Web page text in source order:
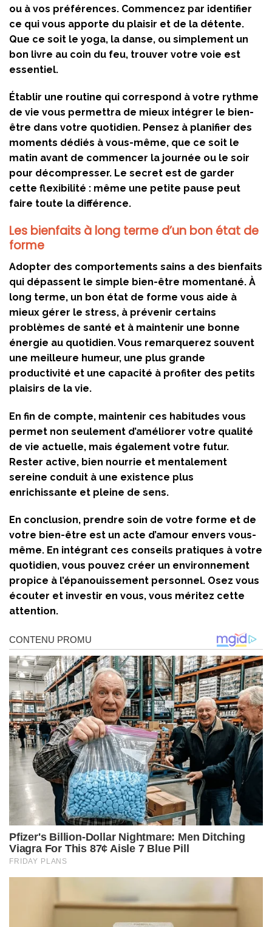
ou à vos préférences. Commencez par identifier
ce qui vous apporte du plaisir et de la détente.
Que ce soit le yoga, la danse, ou simplement un
bon livre au coin du feu, trouver votre voie est
essentiel.
Établir une routine qui correspond à votre rythme
de vie vous permettra de mieux intégrer le bien-
être dans votre quotidien. Pensez à planifier des
moments dédiés à vous-même, que ce soit le
matin avant de commencer la journée ou le soir
pour décompresser. Le secret est de garder
cette flexibilité : même une petite pause peut
faire toute la différence.
Les bienfaits à long terme d’un bon état de
forme
Adopter des comportements sains a des bienfaits
qui dépassent le simple bien-être momentané. À
long terme, un bon état de forme vous aide à
mieux gérer le stress, à prévenir certains
problèmes de santé et à maintenir une bonne
énergie au quotidien. Vous remarquerez souvent
une meilleure humeur, une plus grande
productivité et une capacité à profiter des petits
plaisirs de la vie.
En fin de compte, maintenir ces habitudes vous
permet non seulement d’améliorer votre qualité
de vie actuelle, mais également votre futur.
Rester active, bien nourrie et mentalement
sereine conduit à une existence plus
enrichissante et pleine de sens.
En conclusion, prendre soin de votre forme et de
votre bien-être est un acte d’amour envers vous-
même. En intégrant ces conseils pratiques à votre
quotidien, vous pouvez créer un environnement
propice à l’épanouissement personnel. Osez vous
écouter et investir en vous, vous méritez cette
attention.